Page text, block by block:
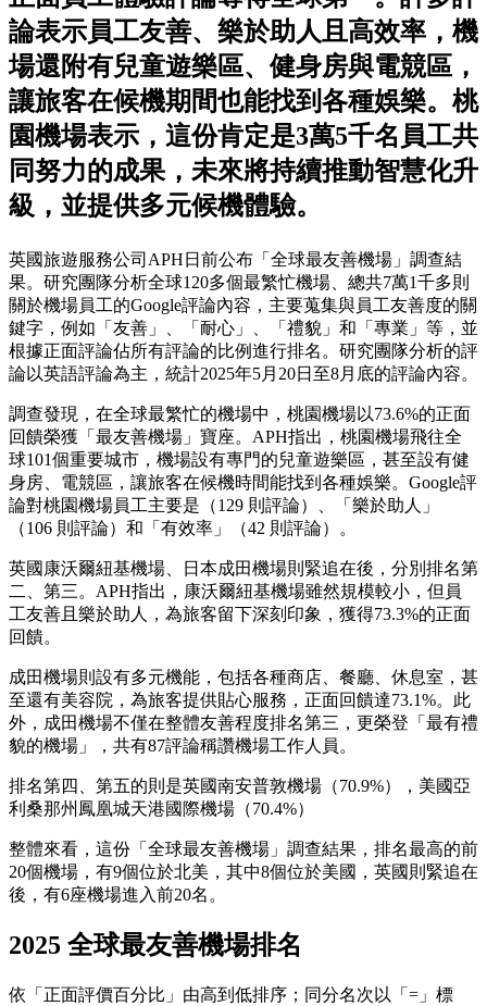
論表示員工友善、樂於助人且高效率，機
場還附有兒童遊樂區、健身房與電競區，
讓旅客在候機期間也能找到各種娛樂。桃
園機場表示，這份肯定是3萬5千名員工共
同努力的成果，未來將持續推動智慧化升
級，並提供多元候機體驗。
英國旅遊服務公司APH日前公布「全球最友善機場」調查結
果。研究團隊分析全球120多個最繁忙機場、總共7萬1千多則
關於機場員工的Google評論內容，主要蒐集與員工友善度的關
鍵字，例如「友善」、「耐心」、「禮貌」和「專業」等，並
根據正面評論佔所有評論的比例進行排名。研究團隊分析的評
論以英語評論為主，統計2025年5月20日至8月底的評論內容。
調查發現，在全球最繁忙的機場中，桃園機場以73.6%的正面
回饋榮獲「最友善機場」寶座。APH指出，桃園機場飛往全
球101個重要城市，機場設有專門的兒童遊樂區，甚至設有健
身房、電競區，讓旅客在候機時間能找到各種娛樂。Google評
論對桃園機場員工主要是（129 則評論）、「樂於助人」
（106 則評論）和「有效率」（42 則評論）。
英國康沃爾紐基機場、日本成田機場則緊追在後，分別排名第
二、第三。APH指出，康沃爾紐基機場雖然規模較小，但員
工友善且樂於助人，為旅客留下深刻印象，獲得73.3%的正面
回饋。
成田機場則設有多元機能，包括各種商店、餐廳、休息室，甚
至還有美容院，為旅客提供貼心服務，正面回饋達73.1%。此
外，成田機場不僅在整體友善程度排名第三，更榮登「最有禮
貌的機場」，共有87評論稱讚機場工作人員。
排名第四、第五的則是英國南安普敦機場（70.9%），美國亞
利桑那州鳳凰城天港國際機場（70.4%）
整體來看，這份「全球最友善機場」調查結果，排名最高的前
20個機場，有9個位於北美，其中8個位於美國，英國則緊追在
後，有6座機場進入前20名。
2025 全球最友善機場排名
依「正面評價百分比」由高到低排序；同分名次以「=」標